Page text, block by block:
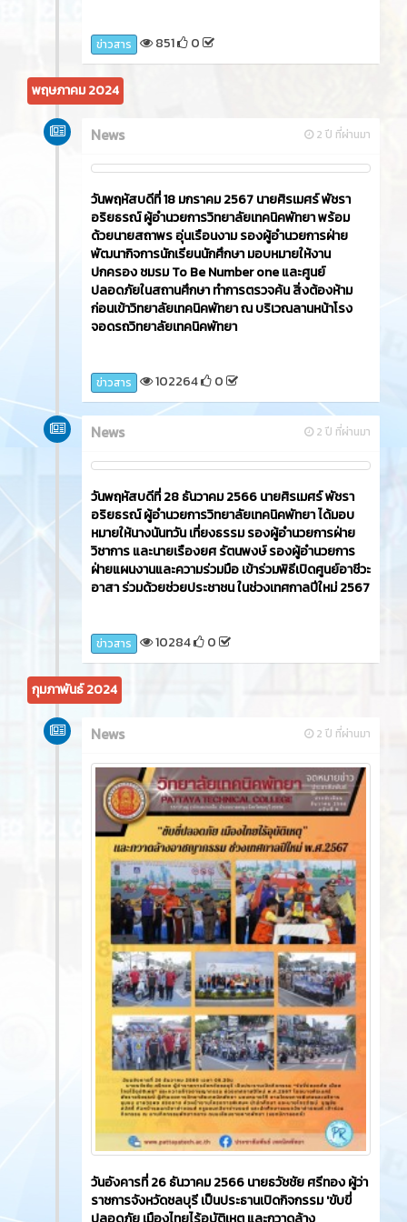
ข่าวสาร 851 0
พฤษภาคม 2024
2 ปี ที่ผ่านมา
News
วันพฤหัสบดีที่ 18 มกราคม 2567 นายศิรเมศร์ พัชรา
อริยธรณ์ ผู้อำนวยการวิทยาลัยเทคนิคพัทยา พร้อม
ด้วยนายสถาพร อุ่นเรือนงาม รองผู้อำนวยการฝ่าย
พัฒนากิจการนักเรียนนักศึกษา มอบหมายให้งาน
ปกครอง ชมรม To Be Number one และศูนย์
ปลอดภัยในสถานศึกษา ทำการตรวจค้น สิ่งต้องห้าม
ก่อนเข้าวิทยาลัยเทคนิคพัทยา ณ บริเวณลานหน้าโรง
จอดรถวิทยาลัยเทคนิคพัทยา
ข่าวสาร 102264 0
2 ปี ที่ผ่านมา
News
วันพฤหัสบดีที่ 28 ธันวาคม 2566 นายศิรเมศร์ พัชรา
อริยธรณ์ ผู้อำนวยการวิทยาลัยเทคนิคพัทยา ได้มอบ
หมายให้นางนันทวัน เที่ยงธรรม รองผู้อำนวยการฝ่าย
วิชาการ และนายเรืองยศ รัตนพงษ์ รองผู้อำนวยการ
ฝ่ายแผนงานและความร่วมมือ เข้าร่วมพิธีเปิดศูนย์อาชีวะ
อาสา ร่วมด้วยช่วยประชาชน ในช่วงเทศกาลปีใหม่ 2567
ข่าวสาร 10284 0
กุมภาพันธ์ 2024
2 ปี ที่ผ่านมา
News
วันอังคารที่ 26 ธันวาคม 2566​ นายธวัชชัย ศรีทอง ผู้ว่า
ราชการจังหวัดชลบุรี เป็นประธานเปิดกิจกรรม 'ขับขี่